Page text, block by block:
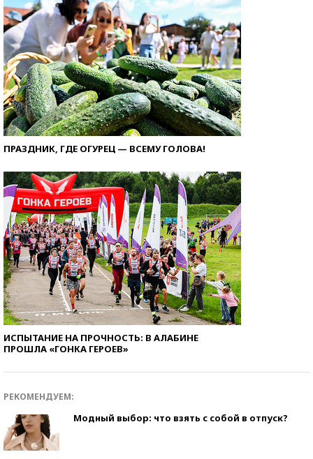
ПРАЗДНИК, ГДЕ ОГУРЕЦ — ВСЕМУ ГОЛОВА!
ИСПЫТАНИЕ НА ПРОЧНОСТЬ: В АЛАБИНЕ
ПРОШЛА «ГОНКА ГЕРОЕВ»
РЕКОМЕНДУЕМ:
Модный выбор: что взять с собой в отпуск?